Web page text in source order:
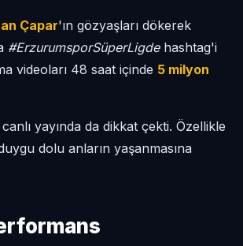
Çapar'ın gözyaşları dökerek
#ErzurumsporSüperLigdehashtag'i
videoları 48 saat içinde 5 milyon
yayında da dikkat çekti. Özellikle
dolu anların yaşanmasına